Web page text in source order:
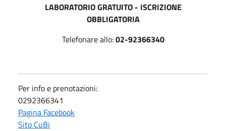
LABORATORIO GRATUITO - ISCRIZIONE
OBBLIGATORIA
Telefonare allo:02-92366340
Per info e prenotazioni:
0292366341
Pagina Facebook
Sito CuBi